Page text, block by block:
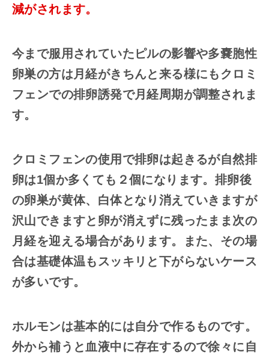
減がされます。
今まで服用されていたピルの影響や多嚢胞性
卵巣の方は月経がきちんと来る様にもクロミ
フェンでの排卵誘発で月経周期が調整されま
す。
クロミフェンの使用で排卵は起きるが自然排
卵は1個か多くても２個になります。排卵後
の卵巣が黄体、白体となり消えていきますが
沢山できますと卵が消えずに残ったまま次の
月経を迎える場合があります。また、その場
合は基礎体温もスッキリと下がらないケース
が多いです。
ホルモンは基本的には自分で作るものです。
外から補うと血液中に存在するので徐々に自